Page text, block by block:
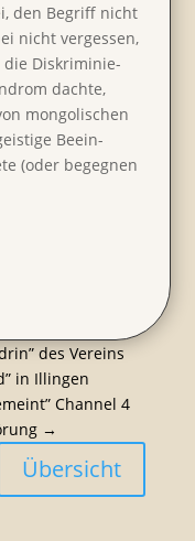
den Begriff nicht
nicht vergessen,
die Diskri­mi­nie­
dachte,
mongo­li­schen
Beein­
(oder begegnen
des Vereins
in Illingen
Channel 4
→
Übersicht